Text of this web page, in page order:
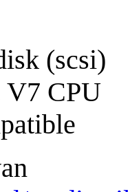
(scsi)
V7 CPU